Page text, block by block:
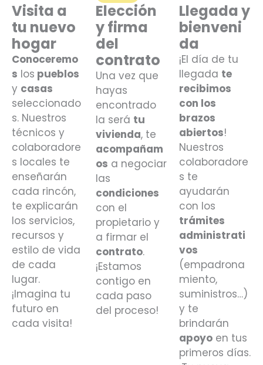
Visita a
tu nuevo
hogar
Conoceremo
s los pueblos
y casas
seleccionado
s. Nuestros
técnicos y
colaboradore
s locales te
enseñarán
cada rincón,
te explicarán
los servicios,
recursos y
estilo de vida
de cada
lugar.
¡Imagina tu
futuro en
cada visita!
Elección
y firma
del
contrato
Una vez que
hayas
encontrado
la será tu
vivienda, te
acompañam
os a negociar
las
condiciones
con el
propietario y
a firmar el
contrato.
¡Estamos
contigo en
cada paso
del proceso!
Llegada y
bienveni
da
¡El día de tu
llegada te
recibimos
con los
brazos
abiertos!
Nuestros
colaboradore
s te
ayudarán
con los
trámites
administrati
vos
(empadrona
miento,
suministros…)
y te
brindarán
apoyo en tus
primeros días.